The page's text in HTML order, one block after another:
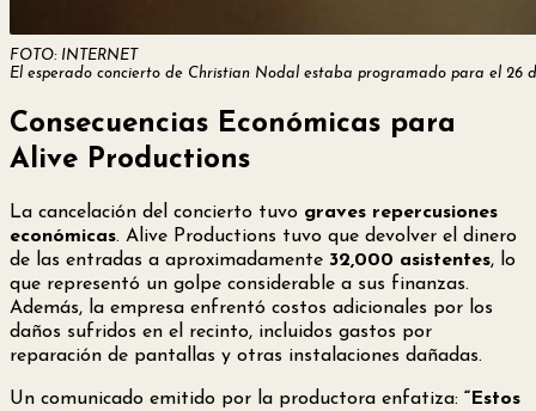
FOTO: INTERNET
El esperado concierto de Christian Nodal estaba programado para el 26
Consecuencias Económicas para
Alive Productions
La cancelación del concierto tuvo graves repercusiones
económicas. Alive Productions tuvo que devolver el dinero
de las entradas a aproximadamente 32,000 asistentes, lo
que representó un golpe considerable a sus finanzas.
Además, la empresa enfrentó costos adicionales por los
daños sufridos en el recinto, incluidos gastos por
reparación de pantallas y otras instalaciones dañadas.
Un comunicado emitido por la productora enfatiza: “Estos